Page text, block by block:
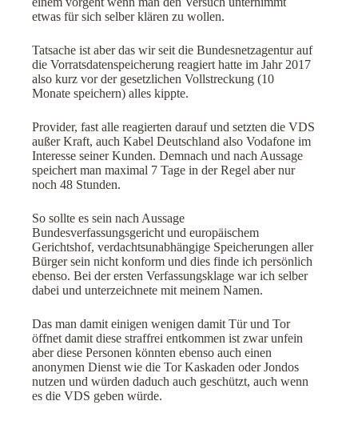
etwas für sich selber klären zu wollen.
Tatsache ist aber das wir seit die Bundesnetzagentur auf
die Vorratsdatenspeicherung reagiert hatte im Jahr 2017
also kurz vor der gesetzlichen Vollstreckung (10
Monate speichern) alles kippte.
Provider, fast alle reagierten darauf und setzten die VDS
außer Kraft, auch Kabel Deutschland also Vodafone im
Interesse seiner Kunden. Demnach und nach Aussage
speichert man maximal 7 Tage in der Regel aber nur
noch 48 Stunden.
So sollte es sein nach Aussage
Bundesverfassungsgericht und europäischem
Gerichtshof, verdachtsunabhängige Speicherungen aller
Bürger sein nicht konform und dies finde ich persönlich
ebenso. Bei der ersten Verfassungsklage war ich selber
dabei und unterzeichnete mit meinem Namen.
Das man damit einigen wenigen damit Tür und Tor
öffnet damit diese straffrei entkommen ist zwar unfein
aber diese Personen könnten ebenso auch einen
anonymen Dienst wie die Tor Kaskaden oder Jondos
nutzen und würden daduch auch geschützt, auch wenn
es die VDS geben würde.